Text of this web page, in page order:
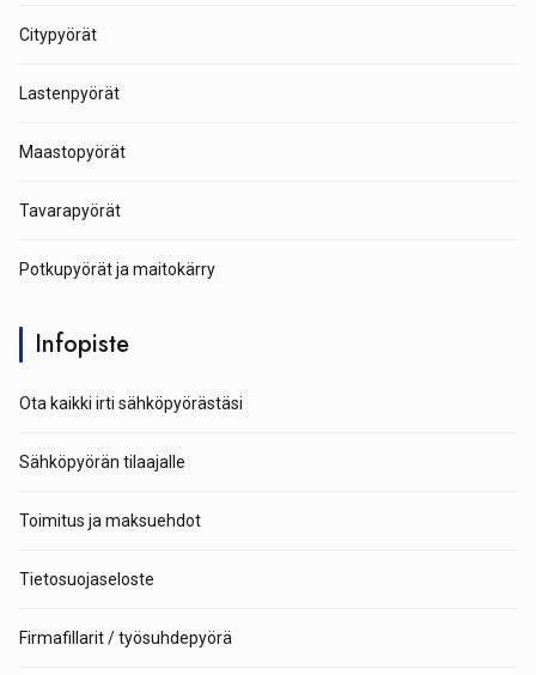
Citypyörät
Lastenpyörät
Maastopyörät
Tavarapyörät
Potkupyörät ja maitokärry
Infopiste
Ota kaikki irti sähköpyörästäsi
Sähköpyörän tilaajalle
Toimitus ja maksuehdot
Tietosuojaseloste
Firmafillarit / työsuhdepyörä